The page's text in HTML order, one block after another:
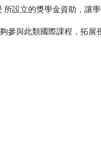
設立的獎學金資助，讓
參與此類國際課程，拓展